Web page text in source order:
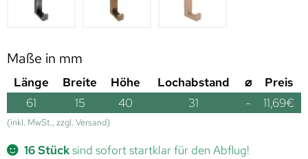
Maße in mm
Länge Breite Höhe Lochabstand ⌀
Preis
61
15 40 31 - 11,69€
(inkl. MwSt., zzgl. Versand)
16 Stücksind sofort startklar für den Abflug!